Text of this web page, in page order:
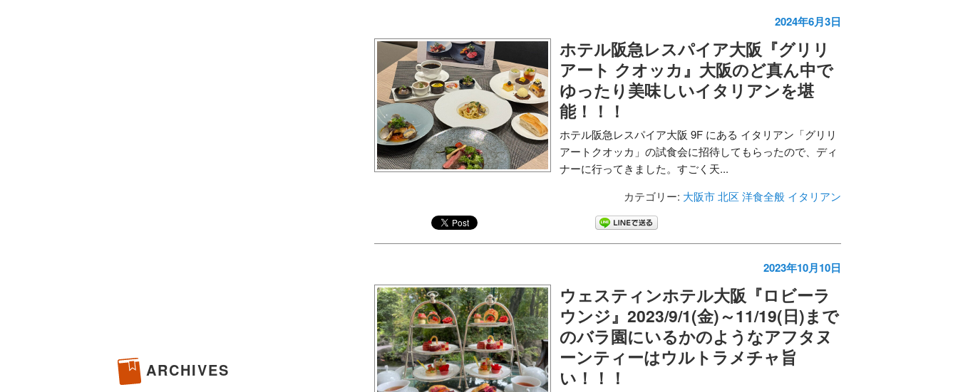
2024年6月3日
ホテル阪急レスパイア大阪『グリリ
アート クオッカ』大阪のど真ん中で
ゆったり美味しいイタリアンを堪
能！！！
ホテル阪急レスパイア大阪 9F にある イタリアン「グリリ
アートクオッカ」の試食会に招待してもらったので、ディ
ナーに行ってきました。すごく天...
カテゴリー: 大阪市 北区 洋食全般 イタリアン
2023年10月10日
ウェスティンホテル大阪『ロビーラ
ウンジ』2023/9/1(金)～11/19(日)まで
のバラ園にいるかのようなアフタヌ
ーンティーはウルトラメチャ旨
い！！！
ARCHIVES